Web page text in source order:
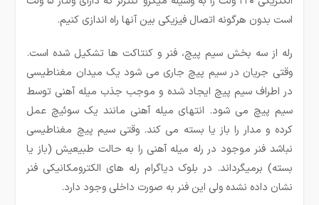
است بدون هرگونه اتصال فیزیکی بین آنها راه اندازی کنیم.
رله از سه بخش سیم پیچ، فنر و کنتاکت ها تشکیل شده است.
وقتی جریان در سیم پیچ جاری می شود یک میدان مغناطیسی
در اطراف سیم پیچ ایجاد شده و موجب جذب میله آهنی توسط
سیم پیچ می شود. انتهای میله آهنی مانند یک سوئیچ عمل
کرده و مدار را باز یا بسته می کند. وقتی سیم پیچ مغناطیسی
نباشد فنر موجود در رله میله آهنی را به حالت طبیعیش (باز یا
بسته) برمیگرداند. در بلوک دیاگرام رله های الکترومکانیکی فنر
نشان داده نشده ولی این فنر به صورت داخلی وجود دارد.